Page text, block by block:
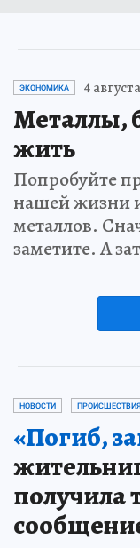
ЭКОНОМИКА 4
Металлы,
жить
Попробуйте
нашей жизни
металлов.
заметите. А
НОВОСТИ ПРОИСШЕСТВИЯ
«Погиб,
получила